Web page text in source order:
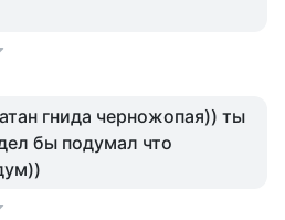
гнида черножопая)) ты
бы подумал что